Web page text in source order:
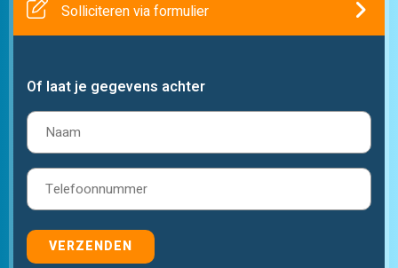
Solliciteren via formulier
Of laat je gegevens achter
Naam
Telefoon
VERZENDEN